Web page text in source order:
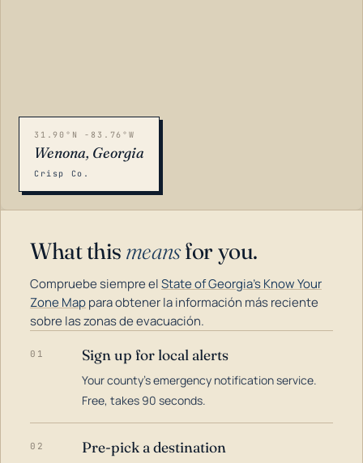
31.90°N -83.76°W
Wenona, Georgia
Crisp Co.
What this meansfor you.
Compruebe siempre elState of Georgia's Know Your
Zone Mappara obtener la información más reciente
sobre las zonas de evacuación.
01 Sign up for local alerts
Your county's emergency notification service.
Free, takes 90 seconds.
02 Pre-pick a destination